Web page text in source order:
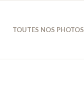
TOUTES NOS PHOTOS